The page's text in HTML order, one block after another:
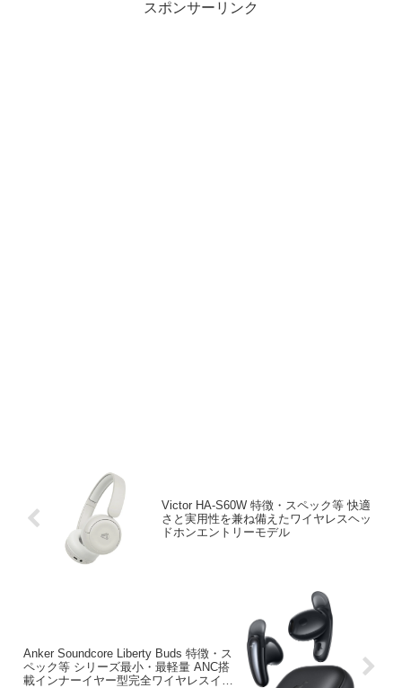
スポンサーリンク
Victor HA-S60W 特徴・スペック等 快適
さと実用性を兼ね備えたワイヤレスヘッ
ドホンエントリーモデル
Anker Soundcore Liberty Buds 特徴・ス
ペック等 シリーズ最小・最軽量 ANC搭
載インナーイヤー型完全ワイヤレスイヤ